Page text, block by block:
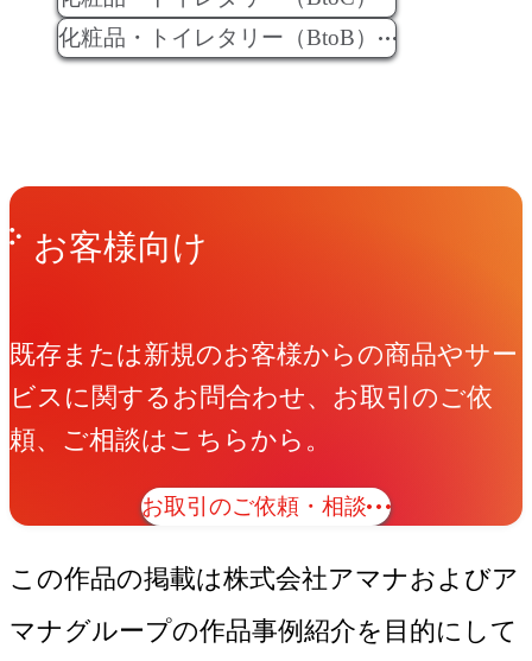
化粧品・トイレタリー（BtoB）
Get in Touchお問い合わせ
お客様向け
既存または新規のお客様からの商品やサー
ビスに関するお問合わせ、お取引のご依
頼、ご相談はこちらから。
お取引のご依頼・相談
この作品の掲載は株式会社アマナおよびア
マナグループの作品事例紹介を目的にして